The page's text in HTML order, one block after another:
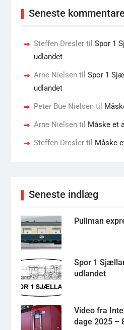
Seneste
Steffen Dreslertil Spor 1
udlandet
Arne Nielsentil Spor 1
udlandet
Peter Bue Nielsentil
Arne Nielsentil Måske et
Steffen Dreslertil Måske
Seneste indlæg
Pullman
Spor 1
udlandet
Video fra
dage 2025 –